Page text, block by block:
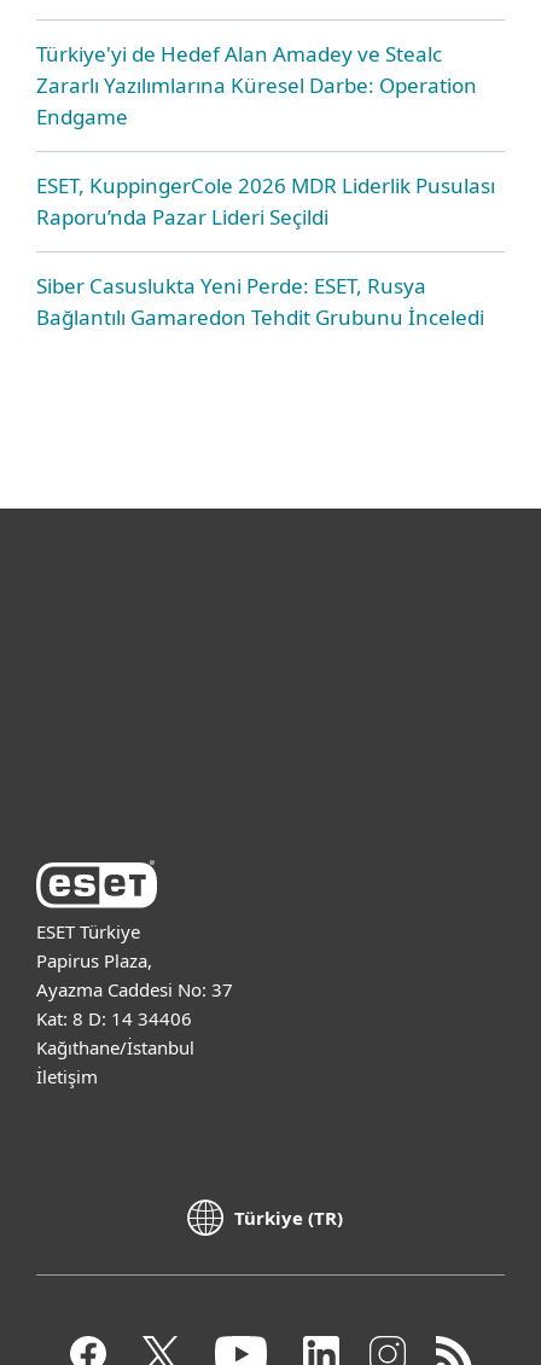
Türkiye'yi de Hedef Alan Amadey ve Stealc
Zararlı Yazılımlarına Küresel Darbe: Operation
Endgame
ESET, KuppingerCole 2026 MDR Liderlik Pusulası
Raporu’nda Pazar Lideri Seçildi
Siber Casuslukta Yeni Perde: ESET, Rusya
Bağlantılı Gamaredon Tehdit Grubunu İnceledi
ESET Türkiye
Papirus Plaza,
Ayazma Caddesi No: 37
Kat: 8 D: 14 34406
Kağıthane/İstanbul
İletişim
Türkiye (TR)